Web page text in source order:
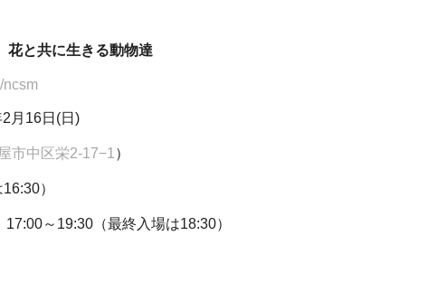
花と共に生きる動物達
ncsm
月16日(日)
市中区栄2-17−1 ）
）
～19:30（最終入場は18:30）